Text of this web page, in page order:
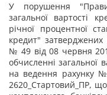
У порушення
загальної вартості
річної процентної
кредит"
№ 49 від 08 червня
обчисленні загальної
на ведення рахунку
2620_Стартовий_ПР,